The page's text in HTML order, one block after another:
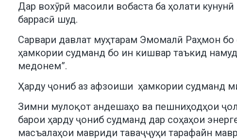
Дар вохӯрӣ масоили вобаста ба ҳолати
баррасӣ шуд.
Сарвари давлат муҳтарам Эмомалӣ Раҳмон бо
ҳамкории судманд бо ин кишвар таъкид
медонем”.
Ҳарду ҷониб аз афзоиши ҳамкории судманд
Зимни мулоқот андешаҳо ва пешниҳодҳои
барои ҳарду ҷониб судманд дар соҳаҳои
масъалаҳои мавриди таваҷҷуҳи тарафайн